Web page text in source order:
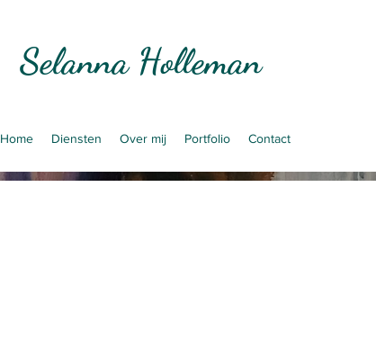
Home Diensten Over mij Portfolio Contact
Selanna Holleman